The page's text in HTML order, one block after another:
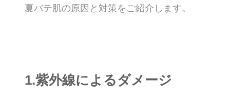
夏バテ肌の原因と対策をご紹介します。
1.紫外線によるダメージ